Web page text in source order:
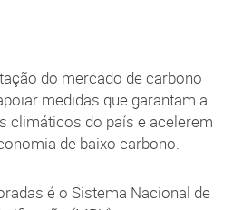
do mercado de carbono
medidas que garantam a
climáticos do país e acelerem
de baixo carbono.
é o Sistema Nacional de